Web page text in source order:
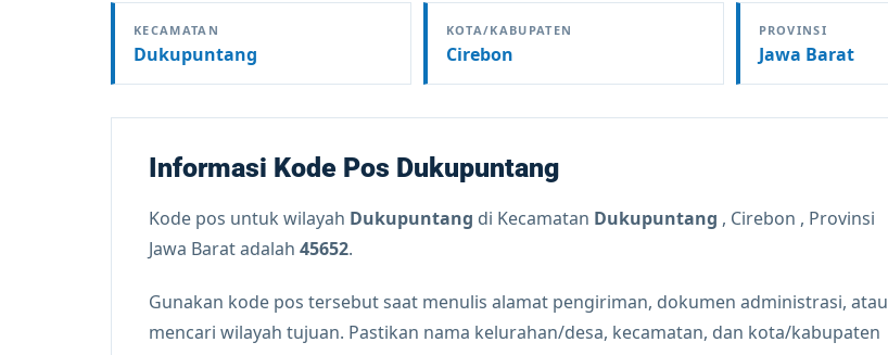
KECAMATAN
Dukupuntang
KOTA/KABUPATEN
Cirebon
PROVINSI
Jawa Barat
Informasi Kode Pos Dukupuntang
Kode pos untuk wilayah Dukupuntang di Kecamatan Dukupuntang , Cirebon , Provinsi
Jawa Barat adalah 45652.
Gunakan kode pos tersebut saat menulis alamat pengiriman, dokumen administrasi, atau
mencari wilayah tujuan. Pastikan nama kelurahan/desa, kecamatan, dan kota/kabupaten